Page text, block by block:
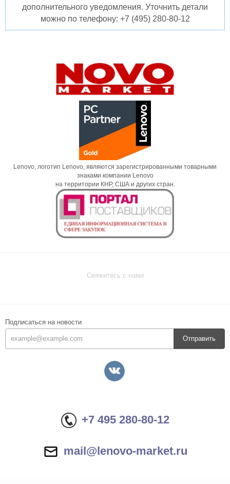
дополнительного уведомления. Уточнить детали
можно по телефону: +7 (495) 280-80-12
Lenovo, логотип Lenovo, являются зарегистрированными товарными
знаками компании Lenovo
на территории КНР, США и других стран.
Свяжитесь с нами
Подписаться на новости
Отправить
+7 495 280-80-12
mail@lenovo-market.ru